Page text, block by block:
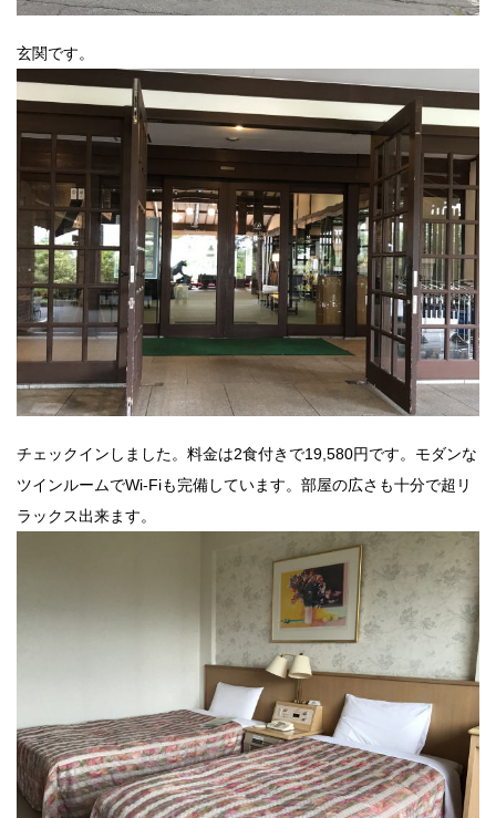
玄関です。
チェックインしました。料金は2食付きで19,580円です。モダンな
ツインルームでWi-Fiも完備しています。部屋の広さも十分で超リ
ラックス出来ます。